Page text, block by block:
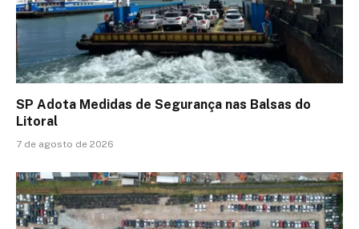
SP Adota Medidas de Segurança nas Balsas do
Litoral
7 de agosto de 2026